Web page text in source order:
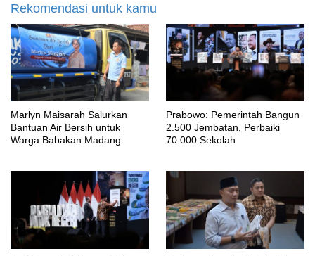
Rekomendasi untuk kamu
Marlyn Maisarah Salurkan
Bantuan Air Bersih untuk
Warga Babakan Madang
Prabowo: Pemerintah Bangun
2.500 Jembatan, Perbaiki
70.000 Sekolah